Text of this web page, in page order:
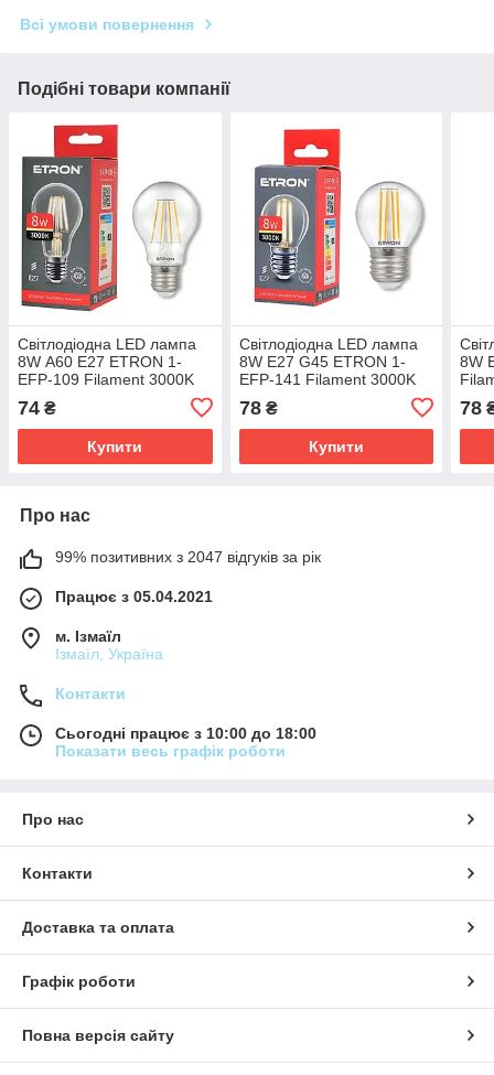
Всі умови повернення
Подібні товари компанії
Світлодіодна LED лампа
8W А60 E27 ETRON 1-
EFP-109 Filament 3000K
74 ₴
Купити
Світлодіодна LED лампа
8W E27 G45 ETRON 1-
EFP-141 Filament 3000K
78₴
Купити
8W
78
Про нас
99% позитивних з 2047 відгуків за рік
Працює з 05.04.2021
м. Ізмаїл
Ізмаїл, Україна
Контакти
Сьогодні працює з 10:00 до 18:00
Показати весь графік роботи
Про нас
Контакти
Доставка та оплата
Графік роботи
Повна версія сайту